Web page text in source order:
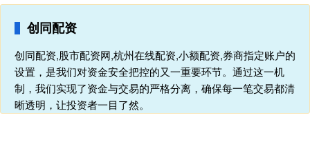
创同配资
创同配资,股市配资网,杭州在线配资,小额配资,券商指定账户的
设置，是我们对资金安全把控的又一重要环节。通过这一机
制，我们实现了资金与交易的严格分离，确保每一笔交易都清
晰透明，让投资者一目了然。